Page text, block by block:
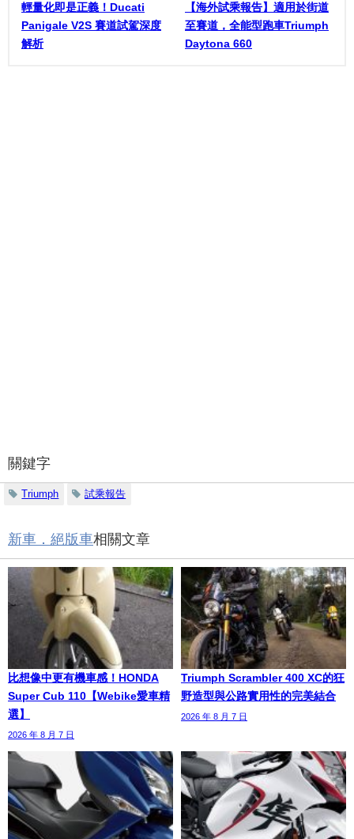
輕量化即是正義！Ducati
Panigale V2S 賽道試駕深度
解析
【海外試乘報告】適用於街道
至賽道，全能型跑車Triumph
Daytona 660
關鍵字
Triumph 試乘報告
新車．絕版車相關文章
比想像中更有機車感！HONDA
Super Cub 110【Webike愛車精
選】
2026 年 8 月 7 日
Triumph Scrambler 400 XC的狂
野造型與公路實用性的完美結合
2026 年 8 月 7 日